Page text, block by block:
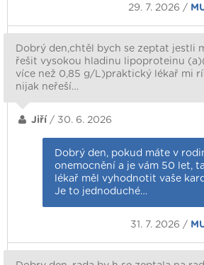
29. 7. 2026 /
Dobrý den,chtěl bych se zeptat jestli
řešit vysokou hladinu lipoproteinu
více než 0,85 g/L)praktický lékař mi
nijak neřeší…
Jiří / 30. 6. 2026
Dobrý den, pokud máte v
onemocnění a je vám 50 let,
lékař měl vyhodnotit vaše
Je to jednoduché…
31. 7. 2026 /